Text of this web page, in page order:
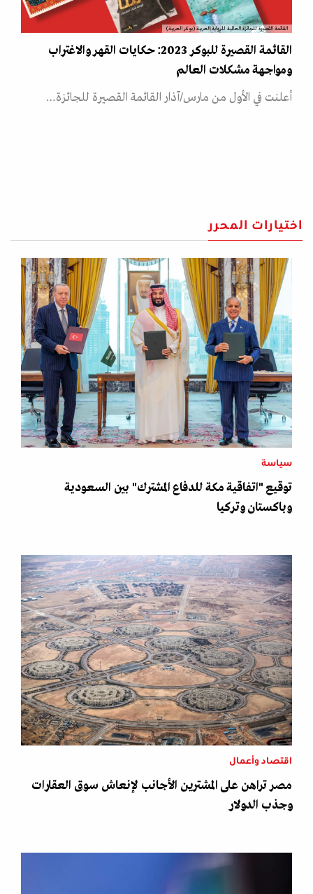
القائمة القصيرة للجائزة العالمية للرواية العربية (بوكر العربية)
القائمة القصيرة للبوكر 2023: حكايات القهر والاغتراب
ومواجهة مشكلات العالم
أعلنت في الأول من مارس/آذار القائمة القصيرة للجائزة…
اختيارات المحرر
سياسة
توقيع "اتفاقية مكة للدفاع المشترك" بين السعودية
وباكستان وتركيا
اقتصاد وأعمال
مصر تراهن على المشترين الأجانب لإنعاش سوق العقارات
وجذب الدولار